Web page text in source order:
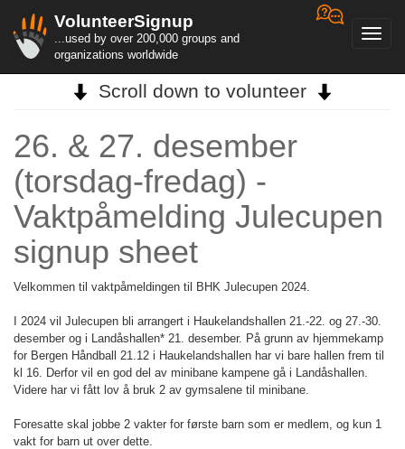
VolunteerSignup
...used by over 200,000 groups and
organizations worldwide
Scroll down to volunteer
26. & 27. desember
(torsdag-fredag) -
Vaktpåmelding Julecupen
signup sheet
Velkommen til vaktpåmeldingen til BHK Julecupen 2024.
I 2024 vil Julecupen bli arrangert i Haukelandshallen 21.-22. og 27.-30.
desember og i Landåshallen* 21. desember. På grunn av hjemmekamp
for Bergen Håndball 21.12 i Haukelandshallen har vi bare hallen frem til
kl 16. Derfor vil en god del av minibane kampene gå i Landåshallen.
Videre har vi fått lov å bruk 2 av gymsalene til minibane.
Foresatte skal jobbe 2 vakter for første barn som er medlem, og kun 1
vakt for barn ut over dette.